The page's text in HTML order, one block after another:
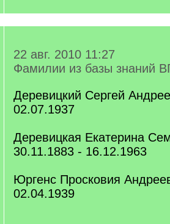
22 авг. 2010 11:27
Фамилии из базы знаний
Деревицкий Сергей
02.07.1937
Деревицкая Екатерина
30.11.1883 - 16.12.1963
Юргенс Просковия
02.04.1939